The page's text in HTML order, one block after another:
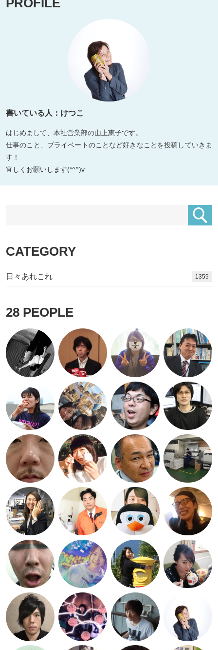
書いている人：けつこ
はじめまして、本社営業部の山上恵子です。
仕事のこと、プライベートのことなど好きなことを投稿していきま
す！
宜しくお願いします(*^^)v
CATEGORY
日々あれこれ 1494
28 PEOPLE